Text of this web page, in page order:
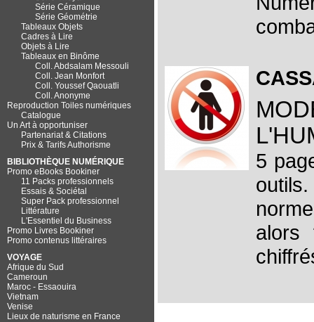
Série Céramique
Série Géométrie
Tableaux Objets
Cadres à Lire
Objets à Lire
Tableaux en Binôme
Coll. Abdsalam Messouli
Coll. Jean Monfort
Coll. Youssef Qaouatli
Coll. Anonyme
Reproduction Toiles numériques
Catalogue
Un Art à opportuniser
Partenariat & Citations
Prix & Tarifs Authorisme
BIBLIOTHÈQUE NUMÉRIQUE
Promo eBooks Bookiner
11 Packs professionnels
Essais & Sociétal
Super Pack professionnel
Littérature
L'Essentiel du Business
Promo Livres Bookiner
Promo contenus littéraires
VOYAGE
Afrique du Sud
Cameroun
Maroc - Essaouira
Vietnam
Venise
Lieux de naturisme en France
5
outils
alors